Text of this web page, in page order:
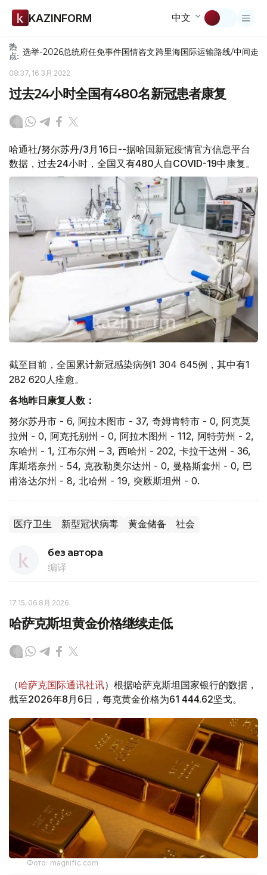
KAZINFORM 中文
热
点: 选举-2026总统府任免事件国情咨文跨里海国际运输路线/中间走廊
08:37, 16 3月 2022
过去24小时全国有480名新冠患者康复
哈通社/努尔苏丹/3月16日--据哈国新冠疫情官方信息平台
数据，过去24小时，全国又有480人自COVID-19中康复。
截至目前，全国累计新冠感染病例1 304 645例，其中有1
282 620人痊愈。
各地昨日康复人数：
努尔苏丹市 - 6, 阿拉木图市 - 37, 奇姆肯特市 - 0, 阿克莫
拉州 - 0, 阿克托别州 - 0, 阿拉木图州 - 112, 阿特劳州 - 2,
东哈州 - 1, 江布尔州 – 3, 西哈州 - 202, 卡拉干达州 - 36,
库斯塔奈州 - 54, 克孜勒奥尔达州 - 0, 曼格斯套州 - 0, 巴
甫洛达尔州 - 8, 北哈州 - 19, 突厥斯坦州 - 0.
医疗卫生 新型冠状病毒 黄金储备 社会
без автора
编译
17:15, 06 8月 2026
哈萨克斯坦黄金价格继续走低
（哈萨克国际通讯社讯）根据哈萨克斯坦国家银行的数据，
截至2026年8月6日，每克黄金价格为61 444.62坚戈。
Фото: magnific.com